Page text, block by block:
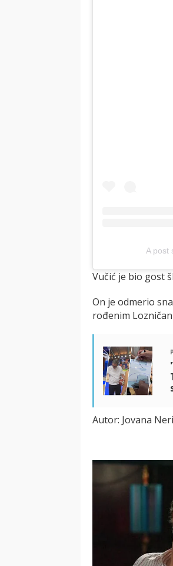
A post
Vučić je bio gost
On je odmerio
rođenim
Autor: Jovana